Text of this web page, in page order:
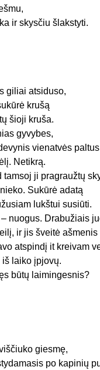
ir skysčiu šlakstyti.
giliai atsiduso,
krušą
šioji kruša.
gyvybes,
vienatvės
Netikrą.
tamsoj ji pragraužtų
Sukūrė adatą
lukštui susiūti.
nuogus. Drabužiais
ir jis šveitė ašmenis
atspindį it kreivam
laiko įpjovų.
būtų laimingesnis?
giesmę,
po kapinių